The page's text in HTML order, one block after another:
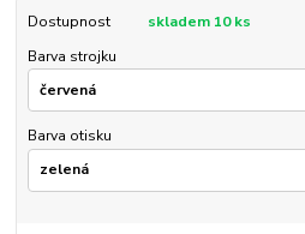
Dostupnost
skladem 10 ks
Barva strojku
Barva otisku